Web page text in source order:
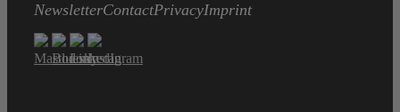
NewsletterContactPrivacyImprint